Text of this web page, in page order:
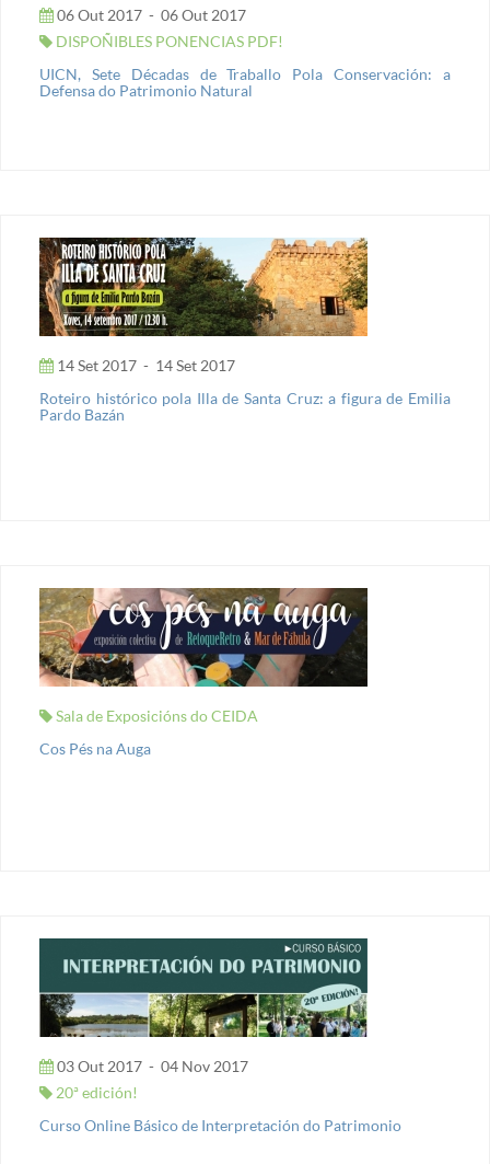
06 Out 2017 - 06 Out 2017
DISPOÑIBLES PONENCIAS PDF!
UICN, Sete Décadas de Traballo Pola Conservación: a
Defensa do Patrimonio Natural
14 Set 2017 - 14 Set 2017
Roteiro histórico pola Illa de Santa Cruz: a figura de Emilia
Pardo Bazán
Sala de Exposicións do CEIDA
Cos Pés na Auga
03 Out 2017 - 04 Nov 2017
20ª edición!
Curso Online Básico de Interpretación do Patrimonio